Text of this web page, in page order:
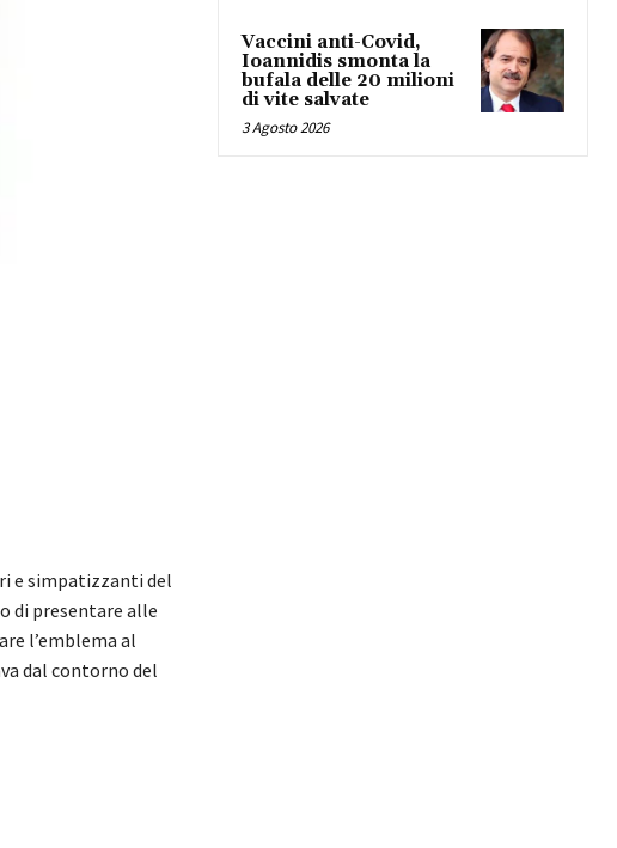
e simpatizzanti del
di presentare alle
l’emblema al
dal contorno del
Vaccini anti-Covid,
Ioannidis smonta la
bufala delle 20 milioni
di vite salvate
3 Agosto 2026